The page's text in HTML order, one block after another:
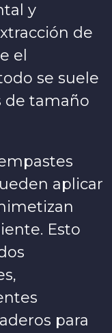
y
de
el
se suele
de tamaño
aplicar
Esto
para